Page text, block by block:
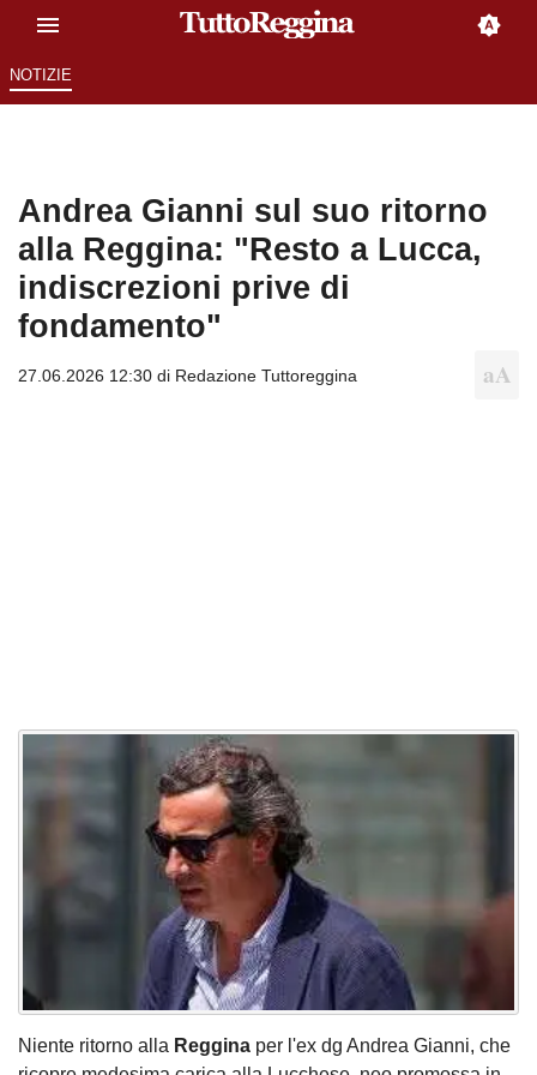
NOTIZIE
Andrea Gianni sul suo ritorno
alla Reggina: "Resto a Lucca,
indiscrezioni prive di
fondamento"
27.06.2026 12:30 di Redazione Tuttoreggina
Niente ritorno alla Reggina per l'ex dg Andrea Gianni, che